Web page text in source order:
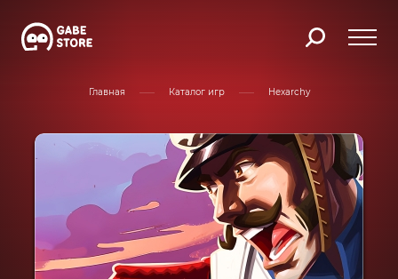
Главная Каталог игр Hexarchy